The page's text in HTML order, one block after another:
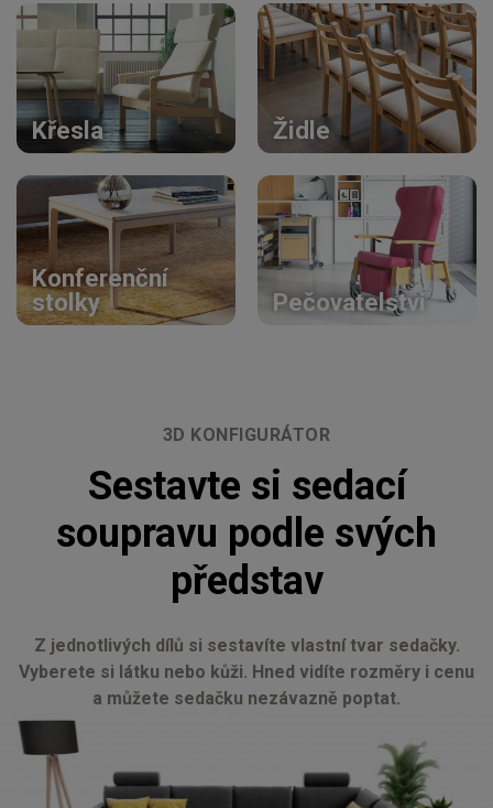
Křesla Židle
Konferenční
stolky
Pečovatelství
3D KONFIGURÁTOR
Sestavte si sedací
soupravu podle svých
představ
Z jednotlivých dílů si sestavíte vlastní tvar sedačky.
Vyberete si látku nebo kůži. Hned vidíte rozměry i cenu
a můžete sedačku nezávazně poptat.